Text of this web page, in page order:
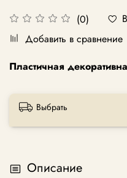
(0)
Добавить в сравнение
Пластичная
Выбрать
Описание